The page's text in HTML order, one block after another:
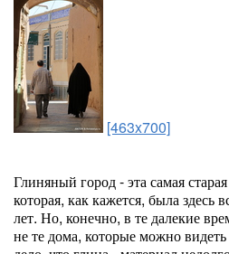
[463x700]
Глиняный город - эта самая
которая, как кажется, была здесь
лет. Но, конечно, в те далекие
не те дома, которые можно